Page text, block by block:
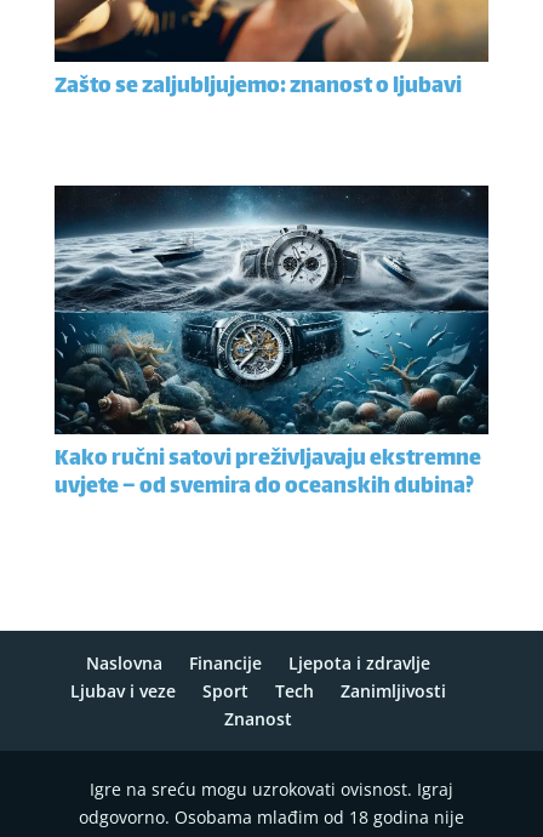
Zašto se zaljubljujemo: znanost o ljubavi
Kako ručni satovi preživljavaju ekstremne
uvjete – od svemira do oceanskih dubina?
Naslovna Financije
Ljepota i zdravlje
Ljubav i veze
Sport Tech
Zanimljivosti
Znanost
Igre na sreću mogu uzrokovati ovisnost. Igraj
odgovorno. Osobama mlađim od 18 godina nije